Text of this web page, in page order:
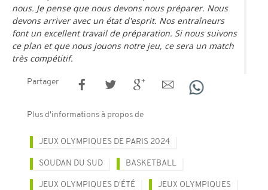
nous. Je pense que nous devons nous préparer. Nous
devons arriver avec un état d'esprit. Nos entraîneurs
font un excellent travail de préparation. Si nous suivons
ce plan et que nous jouons notre jeu, ce sera un match
très compétitif.
Partager
Plus d'informations à propos de
JEUX OLYMPIQUES DE PARIS 2024
SOUDAN DU SUD BASKETBALL
JEUX OLYMPIQUES D'ÉTÉ JEUX OLYMPIQUES